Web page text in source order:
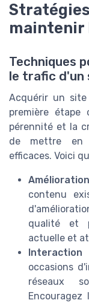
maintenir
Techniques
le trafic d'un
Acquérir un
première étape
pérennité et la
de mettre en
efficaces. Voici
contenu
qualité et
actuelle et
occasions
réseaux